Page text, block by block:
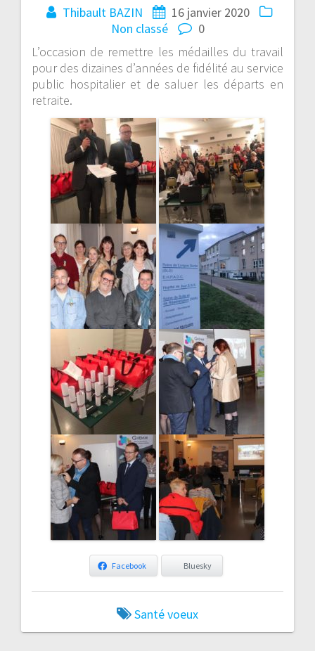
Thibault BAZIN
16 janvier 2020
Non classé
0
L’occasion de remettre les médailles du travail
pour des dizaines d’années de fidélité au service
public hospitalier et de saluer les départs en
retraite.
Facebook Bluesky
Santévoeux